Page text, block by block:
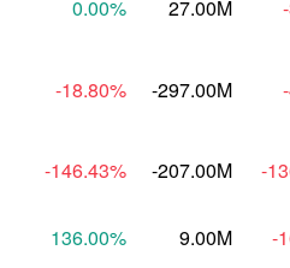
0.00% 27.00M
-18.80% -297.00M
-146.43% -207.00M -
136.00% 9.00M -